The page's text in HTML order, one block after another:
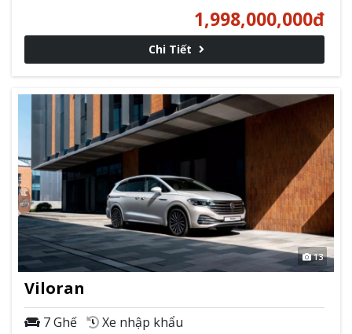
1,998,000,000đ
Chi Tiết
13
Viloran
7 Ghế Xe nhập khẩu